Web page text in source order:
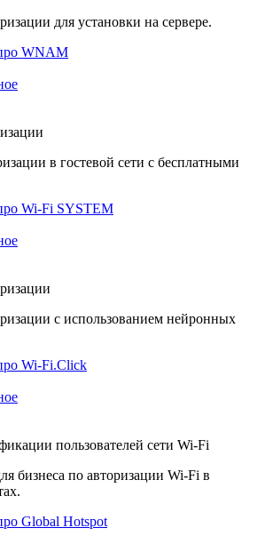
для установки на сервере.
WNAM
в гостевой сети с бесплатными
Wi-Fi SYSTEM
с использованием нейронных
Wi-Fi.Click
пользователей сети Wi-Fi
бизнеса по авторизации Wi-Fi в
Global Hotspot